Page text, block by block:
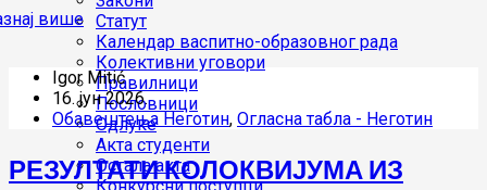
Статут
Календар васпитно-образовног рада
Колективни уговори
Правилници
Пословници
Одлуке
Акта студенти
Остала акта
Igor Mitić
16. јун 2026.
Oбавештења Неготин, Огласна табла - Неготин
РЕЗУЛТАТИ КОЛОКВИЈУМА ИЗ